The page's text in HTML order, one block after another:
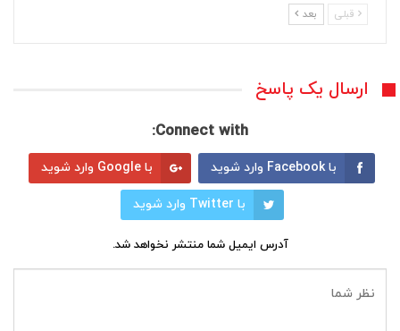
قبلی بعد
ارسال یک پاسخ
Connect with:
با Facebook وارد شوید با Google وارد شوید
با Twitter وارد شوید
آدرس ایمیل شما منتشر نخواهد شد.